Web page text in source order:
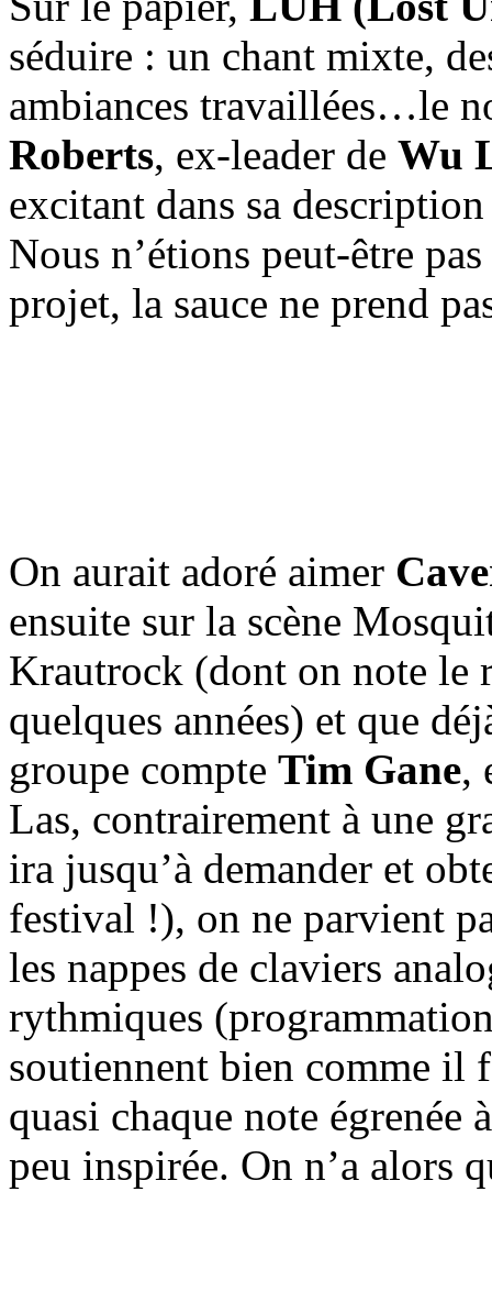
séduire : un chant mixte,
ambiances travaillées…le
Roberts, ex-leader de Wu
excitant dans sa
Nous n’étions peut-être
projet, la sauce ne prend
On aurait adoré aimer
ensuite sur la scène
Krautrock (dont on note le
quelques années) et que
groupe compte Tim Gane,
Las, contrairement à une
ira jusqu’à demander et
festival !), on ne parvient
les nappes de claviers
rythmiques
soutiennent bien comme
quasi chaque note égrenée
peu inspirée. On n’a alors